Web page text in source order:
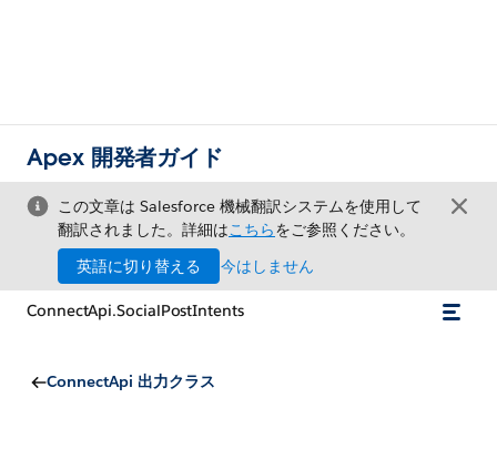
Apex 開発者ガイド
この文章は Salesforce 機械翻訳システムを使用して
翻訳されました。詳細はこちらをご参照ください。
英語に切り替える
今はしません
ConnectApi.SocialPostIntents
ConnectApi 出力クラス